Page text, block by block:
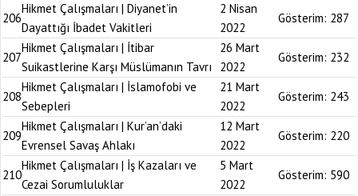
206
Hikmet Çalışmaları | Diyanet’in
Dayattığı İbadet Vakitleri
2 Nisan
2022
Gösterim: 287
207
Hikmet Çalışmaları | İtibar
Suikastlerine Karşı Müslümanın Tavrı
26 Mart
2022
Gösterim: 232
208
Hikmet Çalışmaları | İslamofobi ve
Sebepleri
21 Mart
2022
Gösterim: 243
209
Hikmet Çalışmaları | Kur’an’daki
Evrensel Savaş Ahlakı
12 Mart
2022
Gösterim: 220
210
Hikmet Çalışmaları | İş Kazaları ve
Cezai Sorumluluklar
5 Mart
2022
Gösterim: 590